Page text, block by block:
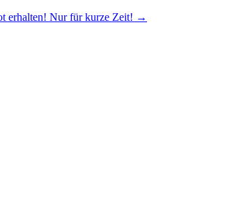
erhalten! Nur für kurze Zeit! →